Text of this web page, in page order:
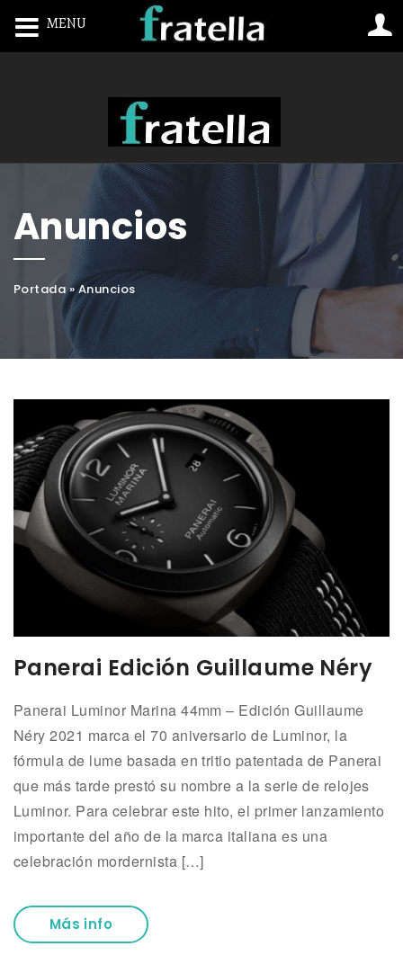
Anuncios
Portada»Anuncios
Panerai Edición Guillaume Néry
Panerai Luminor Marina 44mm – Edición Guillaume
Néry 2021 marca el 70 aniversario de Luminor, la
fórmula de lume basada en tritio patentada de Panerai
que más tarde prestó su nombre a la serie de relojes
Luminor. Para celebrar este hito, el primer lanzamiento
importante del año de la marca italiana es una
celebración mordernista […]
Más info
MENU